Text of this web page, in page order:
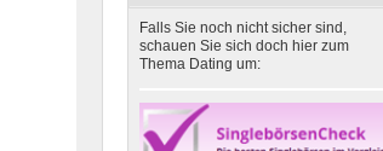
Falls Sie noch nicht sicher sind,
schauen Sie sich doch hier zum
Thema Dating um: